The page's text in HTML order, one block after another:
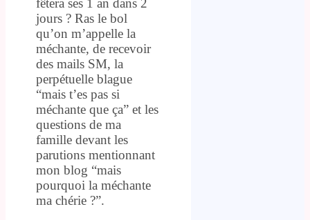
fêtera ses 1 an dans 2
jours ? Ras le bol
qu’on m’appelle la
méchante, de recevoir
des mails SM, la
perpétuelle blague
“mais t’es pas si
méchante que ça” et les
questions de ma
famille devant les
parutions mentionnant
mon blog “mais
pourquoi la méchante
ma chérie ?”.